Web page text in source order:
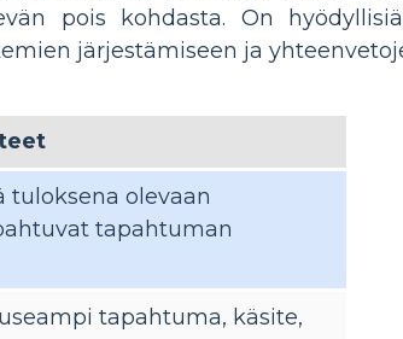
pois kohdasta. On
järjestämiseen ja
tuloksena olevaan
tapahtuman
tapahtuma, käsite,